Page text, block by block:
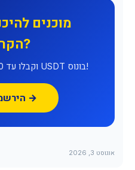
הקריפטו?
הירשמו ל-MEXC וקבלו עד 8,000 USDT בונוס!
הירשמו עכשיו →
אוגוסט 3, 2026